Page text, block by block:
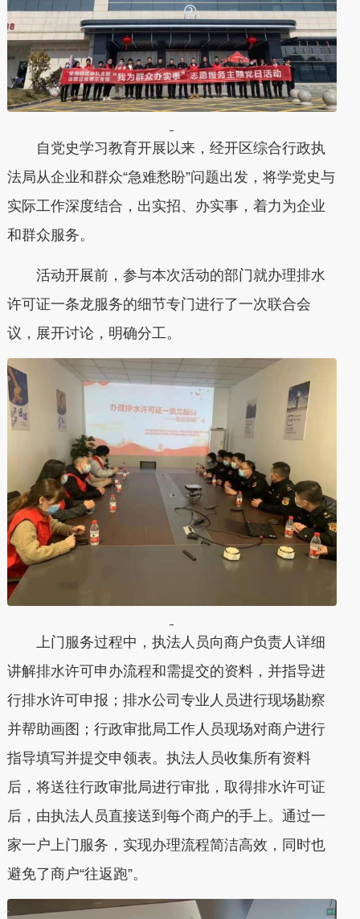
自党史学习教育开展以来，经开区综合行政执
法局从企业和群众“急难愁盼”问题出发，将学党史与
实际工作深度结合，出实招、办实事，着力为企业
和群众服务。
活动开展前，参与本次活动的部门就办理排水
许可证一条龙服务的细节专门进行了一次联合会
议，展开讨论，明确分工。
上门服务过程中，执法人员向商户负责人详细
讲解排水许可申办流程和需提交的资料，并指导进
行排水许可申报；排水公司专业人员进行现场勘察
并帮助画图；行政审批局工作人员现场对商户进行
指导填写并提交申领表。执法人员收集所有资料
后，将送往行政审批局进行审批，取得排水许可证
后，由执法人员直接送到每个商户的手上。通过一
家一户上门服务，实现办理流程简洁高效，同时也
避免了商户“往返跑”。